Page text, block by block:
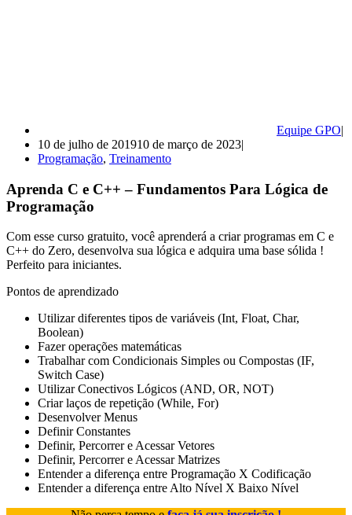
Equipe GPO
10 de julho de 201910 de março de 2023
Programação, Treinamento
Aprenda C e C++ – Fundamentos Para Lógica de
Programação
Com esse curso gratuito, você aprenderá a criar programas em C e
C++ do Zero, desenvolva sua lógica e adquira uma base sólida !
Perfeito para iniciantes.
Pontos de aprendizado
Utilizar diferentes tipos de variáveis (Int, Float, Char,
Boolean)
Fazer operações matemáticas
Trabalhar com Condicionais Simples ou Compostas (IF,
Switch Case)
Utilizar Conectivos Lógicos (AND, OR, NOT)
Criar laços de repetição (While, For)
Desenvolver Menus
Definir Constantes
Definir, Percorrer e Acessar Vetores
Definir, Percorrer e Acessar Matrizes
Entender a diferença entre Programação X Codificação
Entender a diferença entre Alto Nível X Baixo Nível